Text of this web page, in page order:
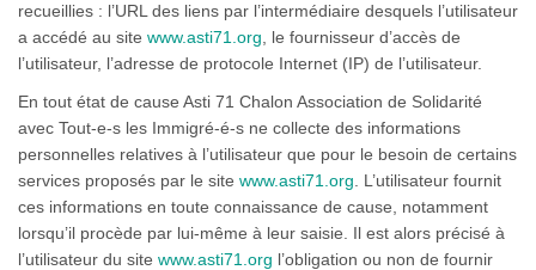
recueillies : l’URL des liens par l’intermédiaire desquels l’utilisateur
a accédé au site www.asti71.org , le fournisseur d’accès de
l’utilisateur, l’adresse de protocole Internet (IP) de l’utilisateur.
En tout état de cause Asti 71 Chalon Association de Solidarité
avec Tout-e-s les Immigré-é-s ne collecte des informations
personnelles relatives à l’utilisateur que pour le besoin de certains
services proposés par le site www.asti71.org . L’utilisateur fournit
ces informations en toute connaissance de cause, notamment
lorsqu’il procède par lui-même à leur saisie. Il est alors précisé à
l’utilisateur du site www.asti71.org l’obligation ou non de fournir